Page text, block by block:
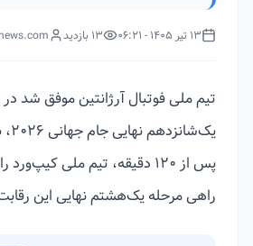
13 تیر 1405 - 06:21 13 بازدید
تیم ملی فوتبال آرژانتین موفق شد
پس از ۱۲۰ دقیقه، تیم ملی
راهی مرحله یک‌هشتم نهایی این